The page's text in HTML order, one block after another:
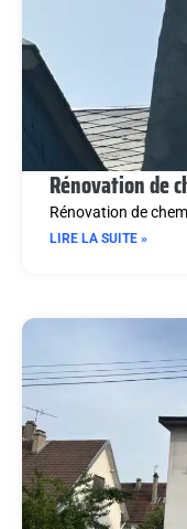
Rénovation de
Rénovation de
LIRE LA SUITE »